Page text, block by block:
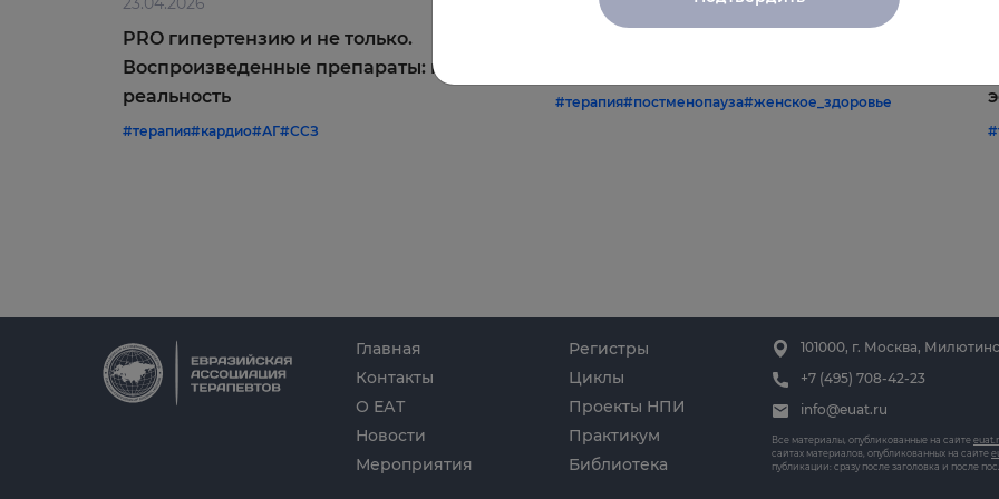
#терапия#постменопауза#женское_здоровье
PRO гипертензию и не только.
Воспроизведенные препараты: мифы и
реальность
#терапия#кардио#АГ#ССЗ
Главная
О ЕАТ
Новости
Мероприятия
Циклы
Проекты НПИ
Практикум
Библиотека
Регистры
Контакты
101000, г. Москва,
+7 (495) 708-42-23
info@euat.ru
Все материалы, опубликованные на сайте
сайтах материалов, опубликованных на сайте
публикации: сразу после заголовка и после